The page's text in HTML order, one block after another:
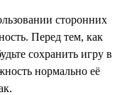
сторонних
Перед тем, как
сохранить игру в
нормально её